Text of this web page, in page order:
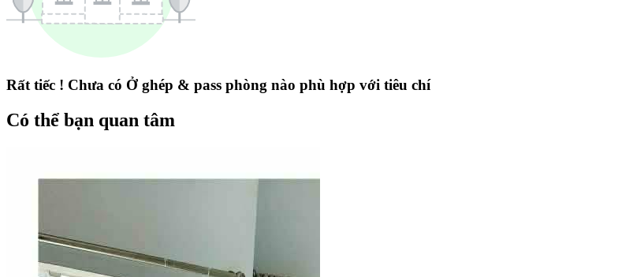
Rất tiếc ! Chưa có Ở ghép & pass phòng nào phù hợp với tiêu chí
Có thể bạn quan tâm